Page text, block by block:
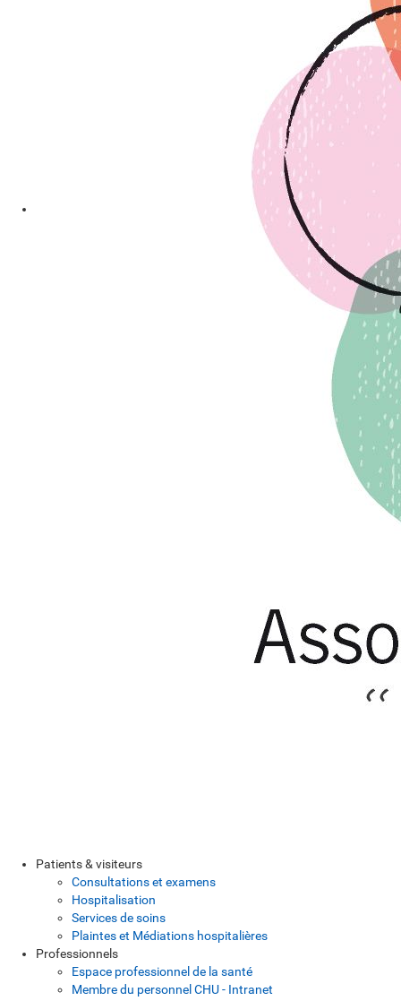
Patients & visiteurs
Consultations et examens
Hospitalisation
Services de soins
Plaintes et Médiations hospitalières
Professionnels
Espace professionnel de la santé
Membre du personnel CHU - Intranet